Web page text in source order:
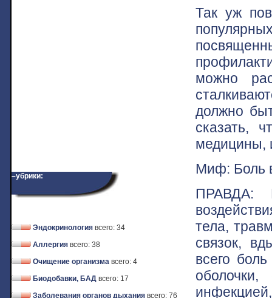
–убрики:
Эндокринология всего: 34
Аллергия всего: 38
Очищение организма всего: 4
Биодобавки, БАД всего: 17
Заболевания органов дыхания всего: 76
Так уж
можно
должно
сказать,
медицины,
Миф: Боль
ПРАВДА:
тела,
связок,
всего